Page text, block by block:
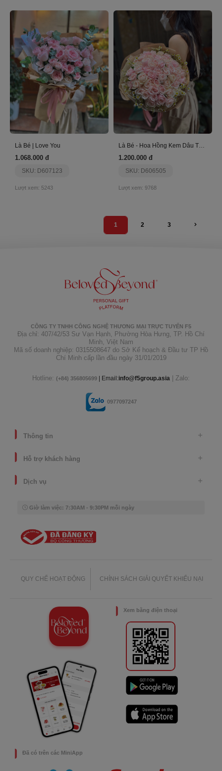
Là Bé | Love You
1.068.000 đ
SKU: D607123
Lượt xem: 5243
Là Bé - Hoa Hồng Kem Dâu Tặng Sinh Nhật
1.200.000 đ
SKU: D606505
Lượt xem: 9768
1 2 3
CÔNG TY TNHH CÔNG NGHỆ THƯƠNG MẠI TRỰC TUYẾN F5
Địa chỉ: 407/42/53 Sư Vạn Hạnh, Phường Hòa Hưng, TP. Hồ Chí
Minh, Việt Nam
Mã số doanh nghiệp: 0315508647 do Sở Kế hoạch & Đầu tư TP Hồ
Chí Minh cấp lần đầu ngày 31/01/2019
Hotline: (+84) 356805699 | Email:info@f5group.asia | Zalo:
0977097247
Thông tin
Hỗ trợ khách hàng
Dịch vụ
Giờ làm việc: 7:30AM - 9:30PM mỗi ngày
QUY CHẾ HOẠT ĐỘNG CHÍNH SÁCH GIẢI QUYẾT KHIẾU NẠI
Xem bằng điện thoại
Đã có trên các MiniApp